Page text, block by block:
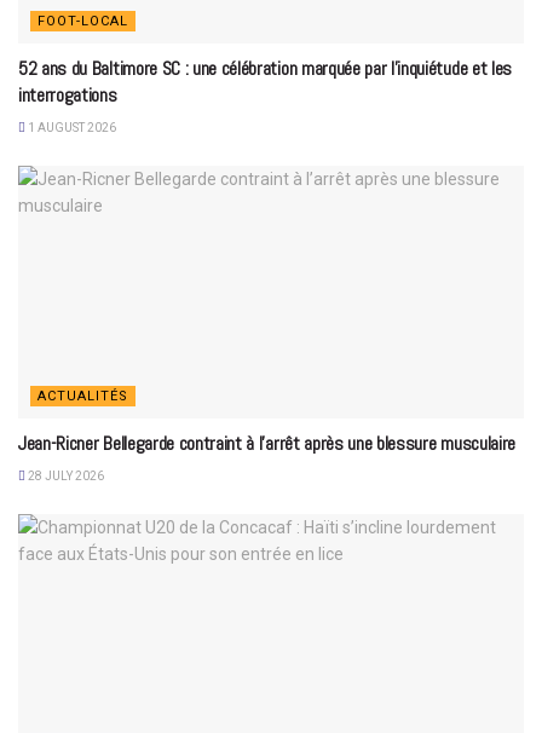
FOOT-LOCAL
52 ans du Baltimore SC : une célébration marquée par l’inquiétude et les
interrogations
1 AUGUST 2026
ACTUALITÉS
Jean-Ricner Bellegarde contraint à l’arrêt après une blessure musculaire
28 JULY 2026